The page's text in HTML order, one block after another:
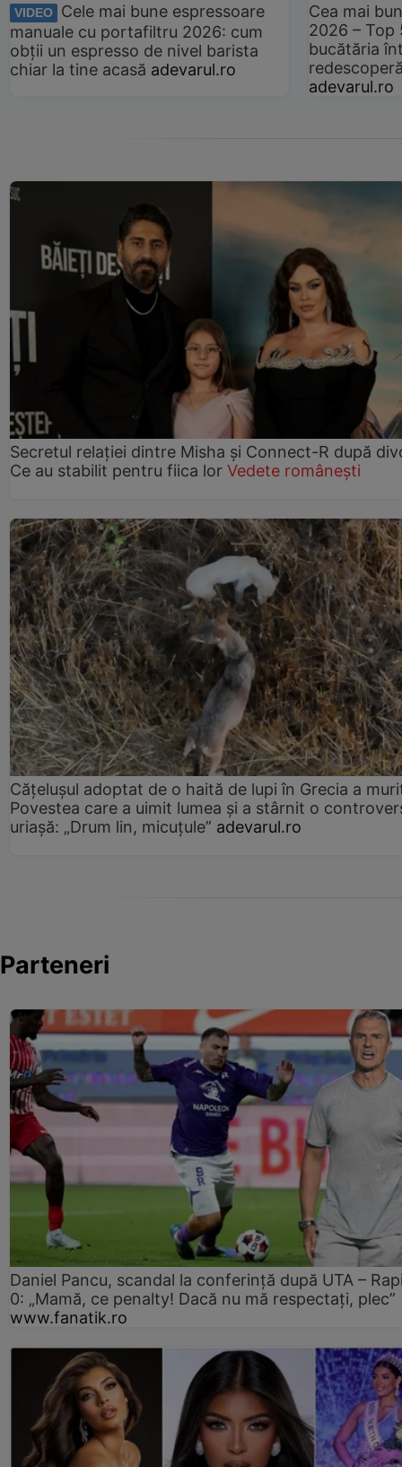
VIDEO
Cele mai bune espressoare
manuale cu portafiltru 2026: cum
obții un espresso de nivel barista
chiar la tine acasă adevarul.ro
Cea mai
2026 –
bucătăria
adevarul.ro
Secretul relației dintre Misha și Connect-R după
Ce au stabilit pentru fiica lor Vedete românești
Cățelușul adoptat de o haită de lupi în Grecia a
Povestea care a uimit lumea și a stârnit o
uriașă: „Drum lin, micuțule” adevarul.ro
Parteneri
Daniel Pancu, scandal la conferință după UTA –
0: „Mamă, ce penalty! Dacă nu mă respectați, plec”
www.fanatik.ro